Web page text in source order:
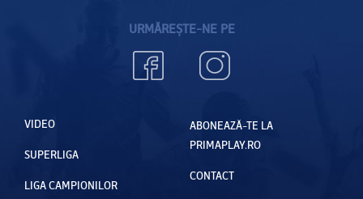
URMĂREȘTE-NE PE
VIDEO
SUPERLIGA
LIGA CAMPIONILOR
ABONEAZĂ-TE LA
PRIMAPLAY.RO
CONTACT